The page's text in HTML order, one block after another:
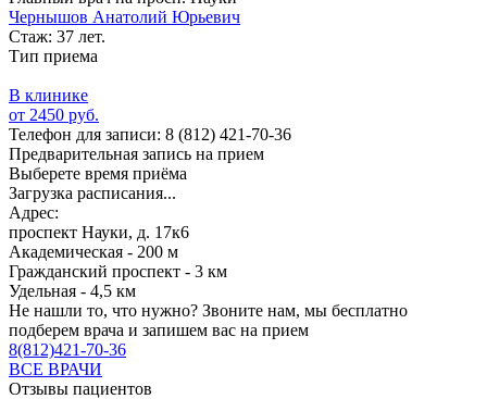
Чернышов Анатолий Юрьевич
Стаж: 37 лет.
Тип приема
В клинике
от 2450 руб.
Телефон для записи: 8 (812) 421-70-36
Предварительная запись на прием
Выберете время приёма
Загрузка расписания...
Адрес:
проспект Науки, д. 17к6
Академическая - 200 м
Гражданский проспект - 3 км
Удельная - 4,5 км
Не нашли то, что нужно? Звоните нам, мы бесплатно
подберем врача и запишем вас на прием
8(812)421-70-36
ВСЕ ВРАЧИ
Отзывы пациентов